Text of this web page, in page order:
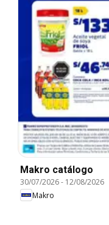
Makro catálogo
30/07/2026- 12/08/2026
Makro